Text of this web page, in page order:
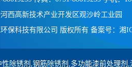
西高新技术产业开发区观沙岭工业园
保科技有限公司 版权所有备案号： 湘
除锈剂,钢筋除锈剂,多功能漆前处理